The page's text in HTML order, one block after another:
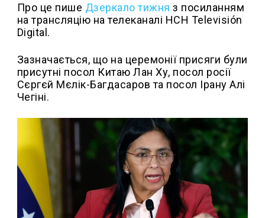
Про це пише Дзеркало тижня з посиланням
на трансляцію на телеканалі HCH Televisión
Digital.
Зазначається, що на церемонії присяги були
присутні посол Китаю Лан Ху, посол росії
Сєргєй Мєлік-Багдасаров та посол Ірану Алі
Чегіні.